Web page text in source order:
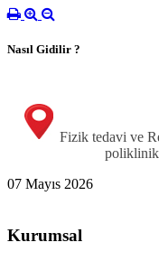
Nasıl Gidilir ?
Fizik tedavi ve
poliklinik
07 Mayıs 2026
Kurumsal